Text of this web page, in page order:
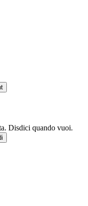
Disdici quando vuoi.